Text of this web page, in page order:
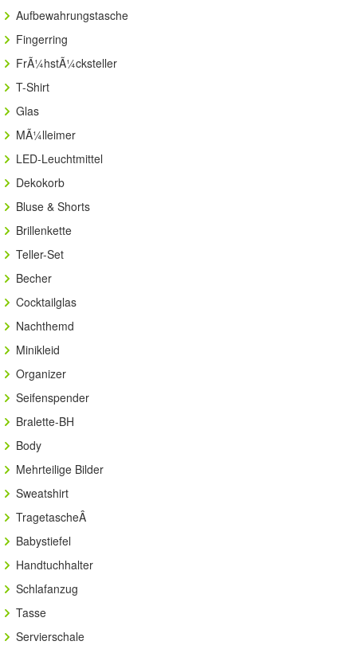
Aufbewahrungstasche
Fingerring
FrÃ¼hstÃ¼cksteller
T-Shirt
Glas
MÃ¼lleimer
LED-Leuchtmittel
Dekokorb
Bluse & Shorts
Brillenkette
Teller-Set
Becher
Cocktailglas
Nachthemd
Minikleid
Organizer
Seifenspender
Bralette-BH
Body
Mehrteilige Bilder
Sweatshirt
TragetascheÂ
Babystiefel
Handtuchhalter
Schlafanzug
Tasse
Servierschale